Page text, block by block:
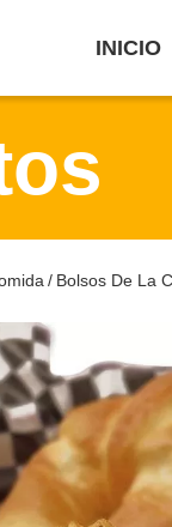
INICIO
/ Bolsos De La